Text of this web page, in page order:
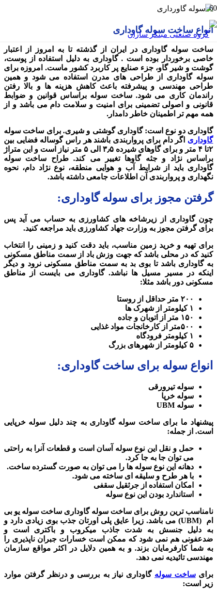
انواع ساخت سوله گاوداری
ساخت سوله گاوداری در ایران از گذشته تا به امروز از اعتبار
خاصی برخوردار بوده است . گاوداری به دلیل استفاده از پوست،
گوشت و شیر گاو، جزء صنایع پر کاربرد کشور ماست. امروزه برای
سوله گاوداری از طراحی های مدرن استفاده می شود و همین
طراحی مهندسی و پیشرفته باعث کاهش هزینه ها و بالا رفتن
راندمان کاری می شود. ساخت سوله براساس قوانین و ضوابط
قانونی و اصولی تضمینی برای امنیت و سلامت دام می باشد و از
همه مهم تر اطمینان خاطر دامدار.
گاوداری دو نوع است: گاوداری گوشتی و شیری. برای ساخت سوله
گاوداری اگر دام برای پرواربندی باشند هر راس گوساله فضایی بین
۲تا ۴ متر و برای گاوهای شیرده ۳٫۵ الی ۵ متر نیاز است و این متراژ
براساس نژاد و جثه گاوها تغییر می کند. طراح ساخت سوله
گاوداری باید از شرایط آب و هوایی منطقه، نوع نژاد دام، نحوه
نگهداری و پرواربندی آن اطلاعات جامعی داشته باشد.
گرفتن مجوز برای سوله گاوداری:
چون گاوداری از زیرشاخه های کشاورزی به حساب می آید پس
برای گرفتن مجوز به وزارت جهاد کشاورزی باید مراجعه کنید.
برای تهیه و خرید زمین مناسب، باید دقت کنید و زمینی را انتخاب
کنید که در محلی باشد که جهت وزش باد از سمت مناطق مسکونی
به گاوداری باشد تا بوی بد به سمت مناطق مسکونی نرود و دیگر
اینکه در مسیر مسیل ها نباشد. گاوداری می بایست از مناطق
مسکونی دور باشد مثلا:
۲۰۰ متر حداقل از روستا
۱ کیلومتر از شهرک ها
۱۵۰ متر از اتوبان و جاده
۵۰۰متر از کارخانجات مواد غذایی
۱ کیلومتر فرودگاه
۵ کیلومتر از شهرهای بزرگ
انواع سوله برای ساخت گاوداری:
سوله تیرورقی
سوله خرپا
سوله UBM
پیشنهاد ما برای ساخت سوله گاوداری به چند دلیل سوله خرپایی
است. از جمله:
حمل و نقل این نوع سوله آسان است و قطعات آنرا به راحتی
می توان جا به جا کرد.
دهانه این نوع سوله ها را می توان به صورت گسترده ساخت.
با هر طرح و سلیقه ای ساخته می شود.
امکان استفاده از جرثقیل سقفی
استاندارد بودن این نوع سوله
نامناسب ترین روش برای ساخت سوله گاوداری ساخت سوله یو بی
ام (UBM) می باشد. زیرا عایق پلی اورتان جذب بوی زیادی دارد و
به دلیل جنسش به شدت جاذب میکروب و باکتری است و
ضدعفونی هم نمی شود که ممکن است خسارات جبران ناپذیری را
به شما کارفرمایان بزند. و به همین دلایل در اکثر مواقع سازمان
مهندسی تائیدیه نمی دهد.
برایساخت سوله گاوداری نیاز به بررسی و درنظر گرفتن موارد
زیر است: